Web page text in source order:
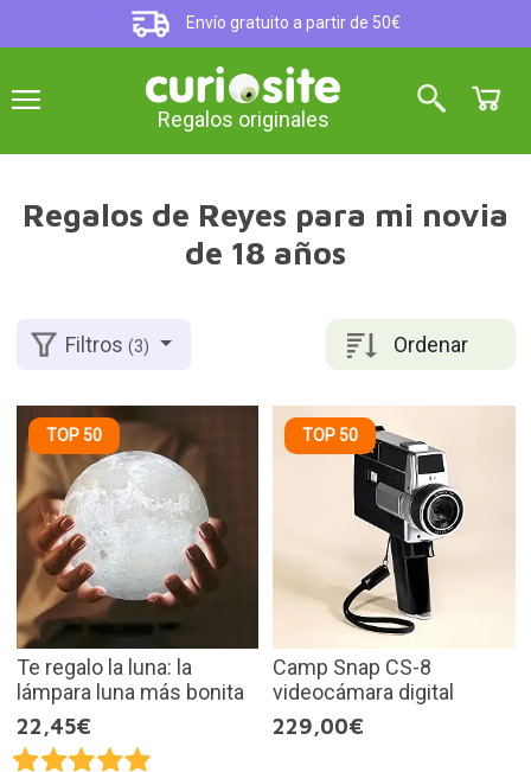
Envío gratuito a partir de 50€
Regalos originales
Regalos de Reyes para mi novia
de 18 años
Ordenar
Filtros(3)
TOP 50
Te regalo la luna: la
lámpara luna más bonita
22,45€
TOP 50
Camp Snap CS-8
videocámara digital
229,00€